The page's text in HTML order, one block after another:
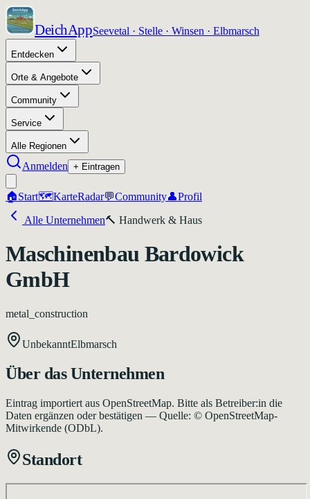
DeichAppSeevetal · Stelle · Winsen · Elbmarsch
Entdecken
Orte & Angebote
Community
Service
Alle Regionen
Anmelden + Eintragen
🏠Start🗺️KarteRadar💬Community👤Profil
Alle Unternehmen🔨 Handwerk & Haus
Maschinenbau Bardowick
GmbH
metal_construction
UnbekanntElbmarsch
Über das Unternehmen
Eintrag importiert aus OpenStreetMap. Bitte als Betreiber:in die
Daten ergänzen oder bestätigen — Quelle: © OpenStreetMap-
Mitwirkende (ODbL).
Standort